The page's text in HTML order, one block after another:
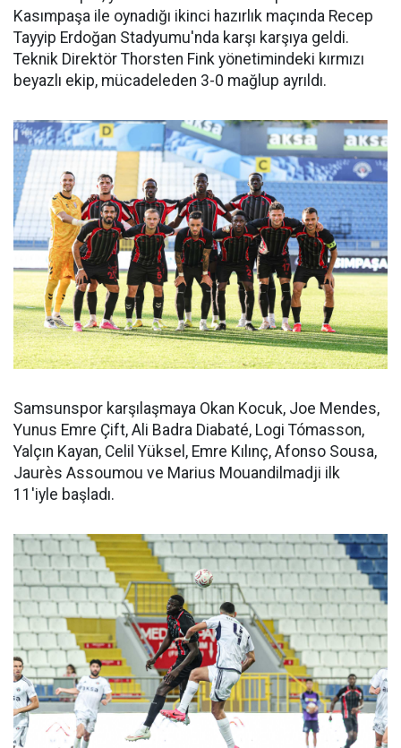
Kasımpaşa ile oynadığı ikinci hazırlık maçında Recep
Tayyip Erdoğan Stadyumu'nda karşı karşıya geldi.
Teknik Direktör Thorsten Fink yönetimindeki kırmızı
beyazlı ekip, mücadeleden 3-0 mağlup ayrıldı.
Samsunspor karşılaşmaya Okan Kocuk, Joe Mendes,
Yunus Emre Çift, Ali Badra Diabaté, Logi Tómasson,
Yalçın Kayan, Celil Yüksel, Emre Kılınç, Afonso Sousa,
Jaurès Assoumou ve Marius Mouandilmadji ilk
11'iyle başladı.